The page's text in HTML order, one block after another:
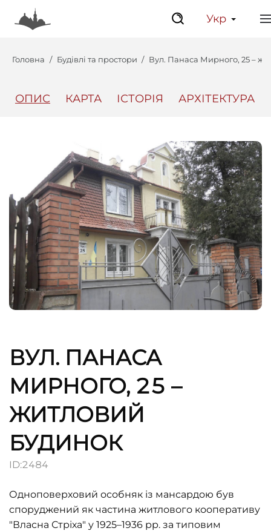
Укр
Головна Будівлі та простори Вул. Панаса Мирного, 25 –
ОПИС КАРТА ІСТОРІЯ АРХІТЕКТУРА
ВУЛ. ПАНАСА
МИРНОГО, 25 –
ЖИТЛОВИЙ
БУДИНОК
ID:2484
Одноповерховий особняк із мансардою був
споруджений як частина житлового кооперативу
"Власна Стріха" у 1925–1936 рр. за типовим